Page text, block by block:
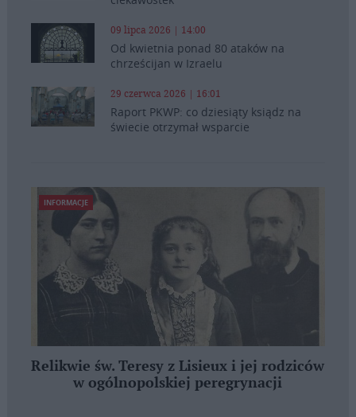
09 lipca 2026 | 14:00
Od kwietnia ponad 80 ataków na
chrześcijan w Izraelu
29 czerwca 2026 | 16:01
Raport PKWP: co dziesiąty ksiądz na
świecie otrzymał wsparcie
INFORMACJE
Relikwie św. Teresy z Lisieux i jej rodziców
w ogólnopolskiej peregrynacji